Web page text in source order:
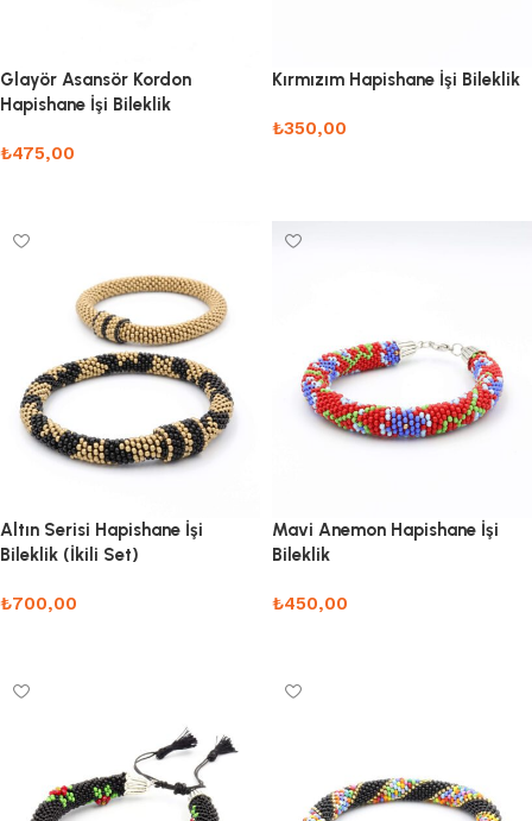
Glayör Asansör Kordon
Hapishane İşi Bileklik
₺475,00
Kırmızım Hapishane İşi Bileklik
₺350,00
Altın Serisi Hapishane İşi
Bileklik (İkili Set)
₺700,00
Mavi Anemon Hapishane İşi
Bileklik
₺450,00